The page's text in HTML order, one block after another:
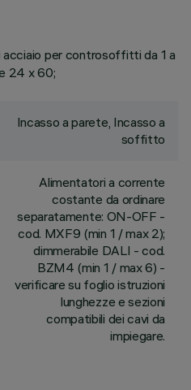
acciaio per controsoffitti da 1 a
24 x 60;
Incasso a parete, Incasso a
soffitto
Alimentatori a corrente
costante da ordinare
separatamente: ON-OFF -
cod. MXF9 (min 1 / max 2);
dimmerabile DALI - cod.
BZM4 (min 1 / max 6) -
verificare su foglio istruzioni
lunghezze e sezioni
compatibili dei cavi da
impiegare.